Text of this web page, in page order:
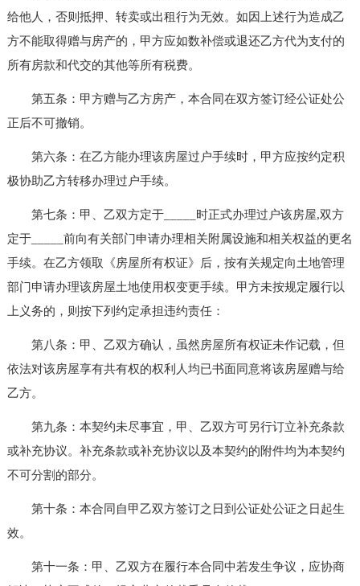
给他人，否则抵押、转卖或出租行为无效。如因上述行为造成乙
方不能取得赠与房产的，甲方应如数补偿或退还乙方代为支付的
所有房款和代交的其他等所有税费。
第五条：甲方赠与乙方房产，本合同在双方签订经公证处公
正后不可撤销。
第六条：在乙方能办理该房屋过户手续时，甲方应按约定积
极协助乙方转移办理过户手续。
第七条：甲、乙双方定于_____时正式办理过户该房屋,双方
定于_____前向有关部门申请办理相关附属设施和相关权益的更名
手续。在乙方领取《房屋所有权证》后，按有关规定向土地管理
部门申请办理该房屋土地使用权变更手续。甲方未按规定履行以
上义务的，则按下列约定承担违约责任：
第八条：甲、乙双方确认，虽然房屋所有权证未作记载，但
依法对该房屋享有共有权的权利人均已书面同意将该房屋赠与给
乙方。
第九条：本契约未尽事宜，甲、乙双方可另行订立补充条款
或补充协议。补充条款或补充协议以及本契约的附件均为本契约
不可分割的部分。
第十条：本合同自甲乙双方签订之日到公证处公证之日起生
效。
第十一条：甲、乙双方在履行本合同中若发生争议，应协商